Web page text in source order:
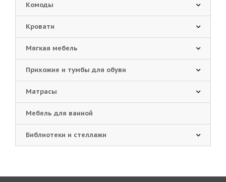
Комоды
Кровати
Мягкая мебель
Прихожие и тумбы для обуви
Матрасы
Мебель для ванной
Библиотеки и стеллажи